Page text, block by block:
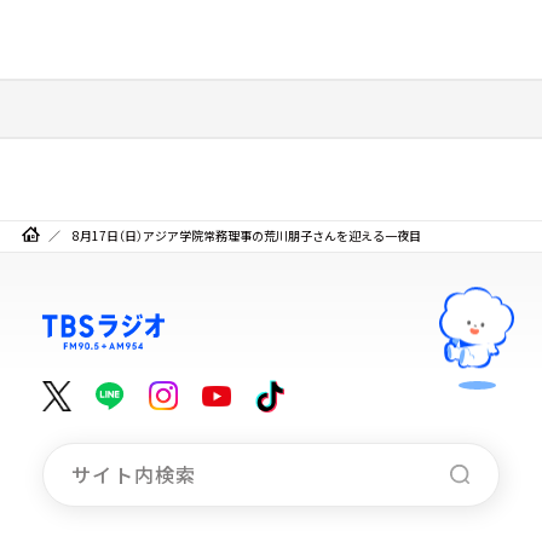
8月17日（日）アジア学院常務理事の荒川朋子さんを迎える一夜目